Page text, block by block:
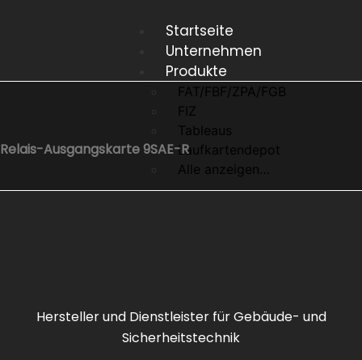
Startseite
Unternehmen
Produkte
FAT/FBF/ZPA/FGB
FIZ
Tableaus
Laufkartendepot
Alle anzeigen…
Relais-Ausgangskarte 9SAE-R
Hersteller und Dienstleister für Gebäude- und
Sicherheitstechnik